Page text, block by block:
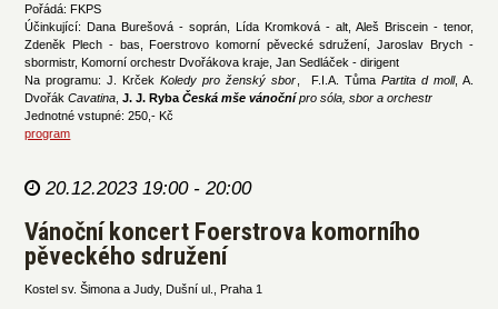
Pořádá: FKPS
Účinkující: Dana Burešová - soprán, Lída Kromková - alt, Aleš Briscein - tenor,
Zdeněk Plech - bas, Foerstrovo komorní pěvecké sdružení, Jaroslav Brych -
sbormistr, Komorní orchestr Dvořákova kraje, Jan Sedláček - dirigent
Na programu: J. KrčekKoledy pro ženský sbor , F.I.A. Tůma Partita d moll, A.
DvořákCavatina ,J. J. RybaČeská mše vánočnípro sóla, sbor a orchestr
Jednotné vstupné: 250,- Kč
program
20.12.2023 19:00 - 20:00
Vánoční koncert Foerstrova komorního
pěveckého sdružení
Kostel sv. Šimona a Judy, Dušní ul., Praha 1